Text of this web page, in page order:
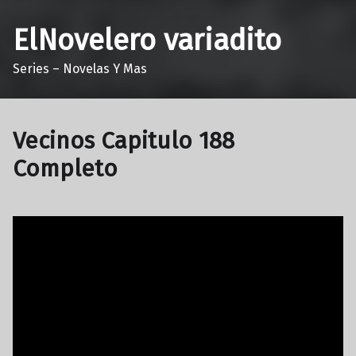
ElNovelero variadito
Series – Novelas Y Mas
Vecinos Capitulo 188
Completo